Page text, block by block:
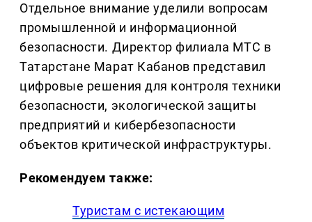
Отдельное внимание уделили вопросам
промышленной и информационной
безопасности. Директор филиала МТС в
Татарстане Марат Кабанов представил
цифровые решения для контроля техники
безопасности, экологической защиты
предприятий и кибербезопасности
объектов критической инфраструктуры.
Рекомендуем также:
Туристам с истекающим